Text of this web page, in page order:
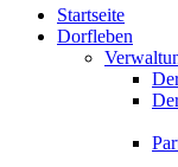
oben
scrollen
Startseite
Dorfleben